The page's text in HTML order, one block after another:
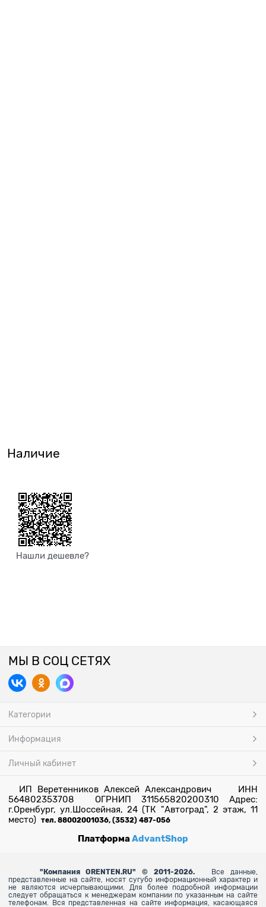
Наличие
Нашли дешевле?
МЫ В СОЦ СЕТЯХ
Категории
Информация
Личный кабинет
ИП Веретенников Алексей Александрович ИНН
564802353708 ОГРНИП 311565820200310 Адрес:
г.Оренбург, ул.Шоссейная, 24 (ТК "Автоград", 2 этаж, 11
место) тел. 88002001036, (3532) 487-056
ПлатформаAdvantShop
" Компания ORENTEN.RU" © 2011-2026.
Все данные,
представленные на сайте, носят сугубо информационный характер и
не являются исчерпывающими. Для более подробной информации
следует обращаться к менеджерам компании по указанным на сайте
телефонам. Вся представленная на сайте информация, касающаяся